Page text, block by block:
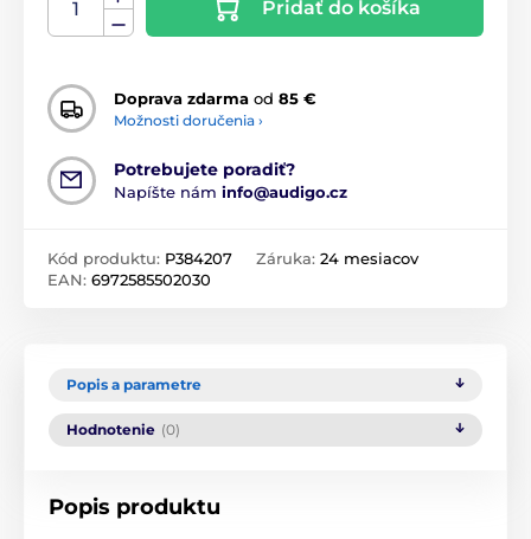
Pridať do košíka
Doprava zdarma od 85 €
Možnosti doručenia ›
Potrebujete poradiť?
Napíšte nám info@audigo.cz
Kód produktu: P384207
EAN: 6972585502030
Záruka: 24 mesiacov
Popis a parametre
Hodnotenie (0)
Popis produktu